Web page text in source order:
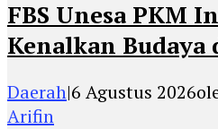
FBS Unesa PKM
Kenalkan
Daerah|6 Agustus 2026
Arifin